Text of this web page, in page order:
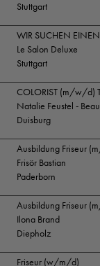
Stuttgart
WIR SUCHEN
Le Salon Deluxe
Stuttgart
COLORIST (m/w/d)
Natalie Feustel -
Duisburg
Ausbildung Friseur
Frisör Bastian
Paderborn
Ausbildung Friseur
Ilona Brand
Diepholz
Friseur (w/m/d)